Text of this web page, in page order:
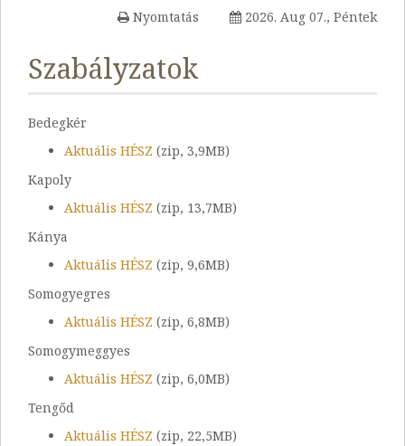
Nyomtatás 2026. Aug 07., Péntek
Szabályzatok
Bedegkér
Aktuális HÉSZ (zip, 3,9MB)
Kapoly
Aktuális HÉSZ (zip, 13,7MB)
Kánya
Aktuális HÉSZ (zip, 9,6MB)
Somogyegres
Aktuális HÉSZ (zip, 6,8MB)
Somogymeggyes
Aktuális HÉSZ (zip, 6,0MB)
Tengőd
Aktuális HÉSZ (zip, 22,5MB)